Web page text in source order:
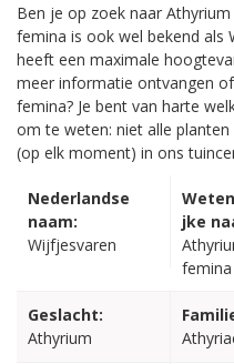
Ben je op zoek naar
femina is ook wel bekend als
heeft een maximale
meer informatie ontvangen
femina? Je bent van harte
om te weten: niet alle
(op elk moment) in ons
Nederlandse
naam:
Wijfjesvaren
jke
femina
Geslacht:
Athyrium